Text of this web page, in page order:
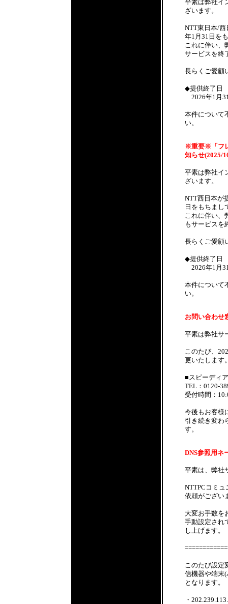
平素は弊社イ
ざいます。
NTT東日本/西
年1月31日を
これに伴い、
サービスを終
長らくご愛顧
◆提供終了日
2026年1月
本件について
い。
※重要※「フ
知らせ(2025/
平素は弊社イ
ざいます。
NTT西日本が
日をもちまし
これに伴い、
もサービスを
長らくご愛顧
◆提供終了日
2026年1月
本件について
い。
お問い合わせ
平素は弊社サ
このたび、
更いたします
■スピーディ
TEL：0120-
受付時間：
今後もお客様
引き続き変わ
す。
DNS参照用ネ
平素は、弊社
NTTPCコミ
依頼がござい
大変お手数を
手動設定され
し上げます。
このたび設定
信機器や端末
となります。
・